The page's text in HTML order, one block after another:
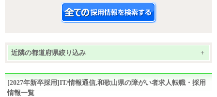
近隣の都道府県絞り込み +
[2027年新卒採用]IT/情報通信,和歌山県の障がい者求人転職・採用
情報一覧